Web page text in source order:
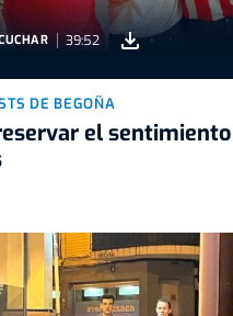
39:52
DE BEGOÑA
el